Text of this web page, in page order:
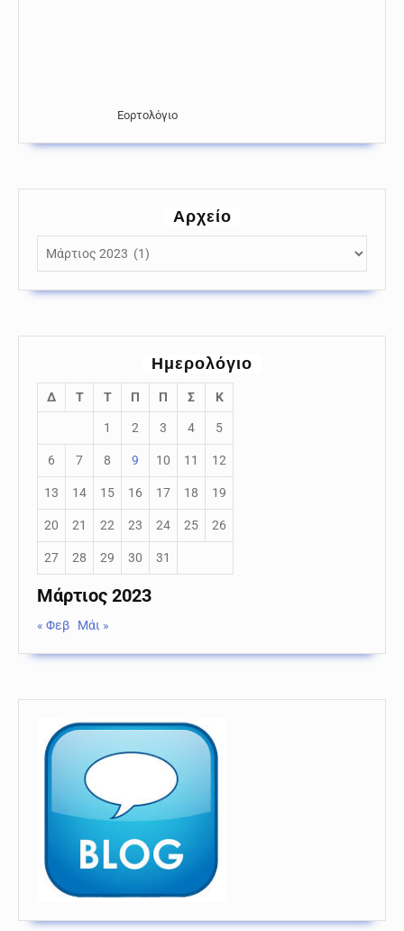
Εορτολόγιο
Αρχείο
Ημερολόγιο
Μάρτιος 2023
Δ Τ Τ Π Π Σ Κ
1 2 3 4 5
6 7 8 9 10 11 12
13 14 15 16 17 18 19
20 21 22 23 24 25 26
27 28 29 30 31
« Φεβ Μάι »